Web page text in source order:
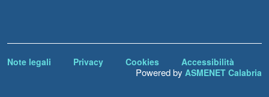
Note legali Privacy Cookies Accessibilità
Powered by ASMENET Calabria